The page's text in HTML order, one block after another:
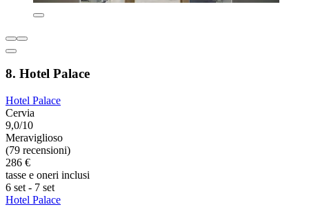
8. Hotel Palace
Hotel Palace
Cervia
9,0/10
Meraviglioso
(79 recensioni)
286 €
tasse e oneri inclusi
6 set - 7 set
Hotel Palace